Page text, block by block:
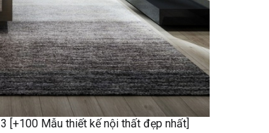
[+100 Mẫu thiết kế nội thất đẹp nhất]